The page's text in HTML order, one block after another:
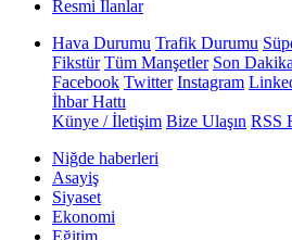
Resmi İlanlar
Hava Durumu Trafik Durumu
Fikstür Tüm Manşetler Son
Facebook Twitter Instagram
İhbar Hattı
Künye / İletişim Bize Ulaşın RSS
Niğde haberleri
Asayiş
Siyaset
Ekonomi
Eğitim